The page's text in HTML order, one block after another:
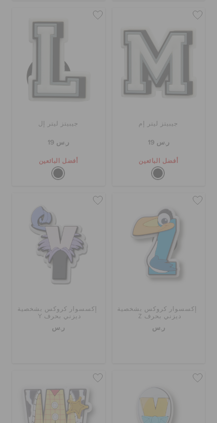
جيبيتز ليتر إم
ر.س 19
أفضل البائعين
جيبيتز ليتر إل
ر.س 19
أفضل البائعين
إكسسوار كروكس بشخصية
ديزني بحرف Z
ر.س
إكسسوار كروكس بشخصية
ديزني بحرف Y
ر.س